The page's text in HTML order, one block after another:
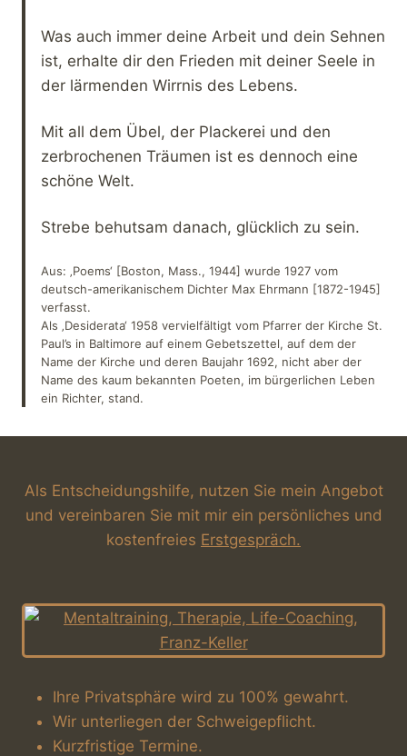
Was auch immer deine Arbeit und dein Sehnen
ist, erhalte dir den Frieden mit deiner Seele in
der lärmenden Wirrnis des Lebens.
Mit all dem Übel, der Plackerei und den
zerbrochenen Träumen ist es dennoch eine
schöne Welt.
Strebe behutsam danach, glücklich zu sein.
Aus: ‚Poems‘ [Boston, Mass., 1944] wurde 1927 vom
deutsch-amerikanischem Dichter Max Ehrmann [1872-1945]
verfasst.
Als ‚Desiderata‘ 1958 vervielfältigt vom Pfarrer der Kirche St.
Paul’s in Baltimore auf einem Gebetszettel, auf dem der
Name der Kirche und deren Baujahr 1692, nicht aber der
Name des kaum bekannten Poeten, im bürgerlichen Leben
ein Richter, stand.
Als Entscheidungshilfe, nutzen Sie mein Angebot
und vereinbaren Sie mit mir ein persönliches und
kostenfreies Erstgespräch.
Ihre Privatsphäre wird zu 100% gewahrt.
Wir unterliegen der Schweigepflicht.
Kurzfristige Termine.